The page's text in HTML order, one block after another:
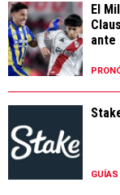
El
ante
GUÍAS